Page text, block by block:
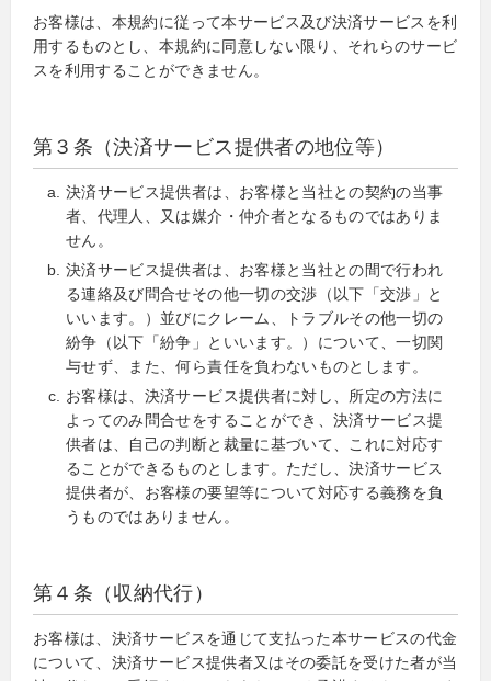
お客様は、本規約に従って本サービス及び決済サービスを利
用するものとし、本規約に同意しない限り、それらのサービ
スを利用することができません。
第３条（決済サービス提供者の地位等）
決済サービス提供者は、お客様と当社との契約の当事
者、代理人、又は媒介・仲介者となるものではありま
せん。
決済サービス提供者は、お客様と当社との間で行われ
る連絡及び問合せその他一切の交渉（以下「交渉」と
いいます。）並びにクレーム、トラブルその他一切の
紛争（以下「紛争」といいます。）について、一切関
与せず、また、何ら責任を負わないものとします。
お客様は、決済サービス提供者に対し、所定の方法に
よってのみ問合せをすることができ、決済サービス提
供者は、自己の判断と裁量に基づいて、これに対応す
ることができるものとします。ただし、決済サービス
提供者が、お客様の要望等について対応する義務を負
うものではありません。
第４条（収納代行）
お客様は、決済サービスを通じて支払った本サービスの代金
について、決済サービス提供者又はその委託を受けた者が当